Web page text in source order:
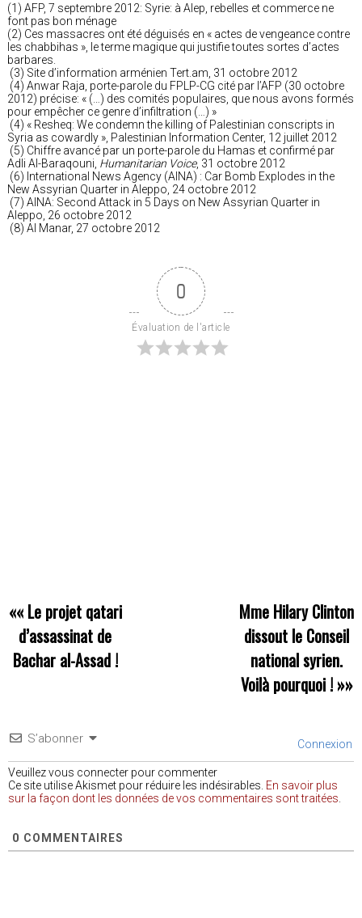
(1) AFP, 7 septembre 2012: Syrie: à Alep, rebelles et commerce ne
font pas bon ménage
(2) Ces massacres ont été déguisés en « actes de vengeance contre
les chabbihas », le terme magique qui justifie toutes sortes d’actes
barbares.
(3) Site d’information arménien Tert.am, 31 octobre 2012
(4) Anwar Raja, porte-parole du FPLP-CG cité par l’AFP (30 octobre
2012) précise: « (…) des comités populaires, que nous avons formés
pour empêcher ce genre d’infiltration (…) »
(4) « Resheq: We condemn the killing of Palestinian conscripts in
Syria as cowardly », Palestinian Information Center, 12 juillet 2012
(5) Chiffre avancé par un porte-parole du Hamas et confirmé par
Adli Al-Baraqouni, Humanitarian Voice, 31 octobre 2012
(6) International News Agency (AINA) : Car Bomb Explodes in the
New Assyrian Quarter in Aleppo, 24 octobre 2012
(7) AINA: Second Attack in 5 Days on New Assyrian Quarter in
Aleppo, 26 octobre 2012
(8) Al Manar, 27 octobre 2012
0
Évaluation de l'article
«« Le projet qatari
d’assassinat de
Bachar al-Assad !
Mme Hilary Clinton
dissout le Conseil
national syrien.
Voilà pourquoi !»»
S’abonner Connexion
Veuillez vous connecter pour commenter
Ce site utilise Akismet pour réduire les indésirables. En savoir plus
sur la façon dont les données de vos commentaires sont traitées
0 COMMENTAIRES